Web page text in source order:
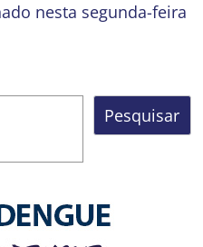
nesta segunda-feira
Pesquisar